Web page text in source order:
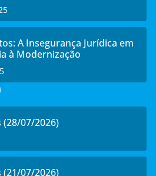
A Insegurança Jurídica em
à Modernização
07/2026)
07/2026)